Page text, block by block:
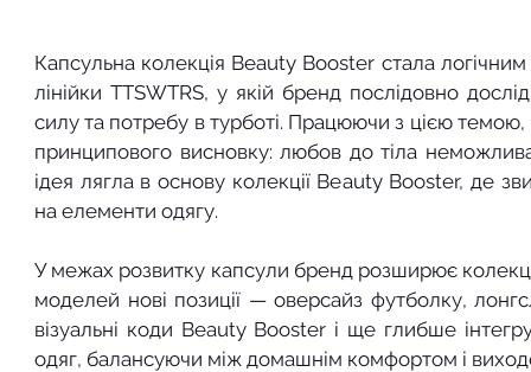
Капсульна колекція Beauty Booster стала
лінійки TTSWTRS, у якій бренд послідовно
силу та потребу в турботі. Працюючи з цією
принципового висновку: любов до тіла
ідея лягла в основу колекції Beauty Booster, де
на елементи одягу.
У межах розвитку капсули бренд розширює
моделей нові позиції — оверсайз футболку,
візуальні коди Beauty Booster і ще глибше
одяг, балансуючи між домашнім комфортом і